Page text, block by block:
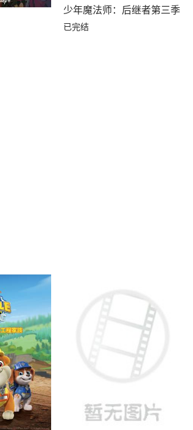
少年魔法师：后继者第三季
已完结